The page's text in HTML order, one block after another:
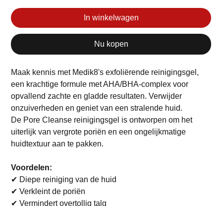
In winkelwagen
Nu kopen
Maak kennis met Medik8's exfoliërende reinigingsgel,
een krachtige formule met AHA/BHA-complex voor
opvallend zachte en gladde resultaten. Verwijder
onzuiverheden en geniet van een stralende huid.
De Pore Cleanse reinigingsgel is ontworpen om het
uiterlijk van vergrote poriën en een ongelijkmatige
huidtextuur aan te pakken.
Voordelen:
✔ Diepe reiniging van de huid
✔ Verkleint de poriën
✔ Vermindert overtollig talg